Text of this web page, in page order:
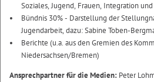
Soziales, Jugend, Frauen, Integration
Bündnis 30% - Darstellung der
Jugendarbeit, dazu: Sabine Toben-
Berichte (u.a. aus den Gremien des
Niedersachsen/Bremen)
Ansprechpartner für die Medien: Peter